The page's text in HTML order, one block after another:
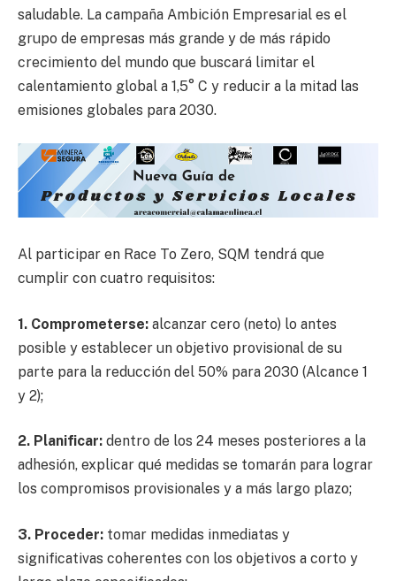
saludable. La campaña Ambición Empresarial es el
grupo de empresas más grande y de más rápido
crecimiento del mundo que buscará limitar el
calentamiento global a 1,5° C y reducir a la mitad las
emisiones globales para 2030.
Al participar en Race To Zero, SQM tendrá que
cumplir con cuatro requisitos:
1. Comprometerse: alcanzar cero (neto) lo antes
posible y establecer un objetivo provisional de su
parte para la reducción del 50% para 2030 (Alcance 1
y 2);
2. Planificar: dentro de los 24 meses posteriores a la
adhesión, explicar qué medidas se tomarán para lograr
los compromisos provisionales y a más largo plazo;
3. Proceder: tomar medidas inmediatas y
significativas coherentes con los objetivos a corto y